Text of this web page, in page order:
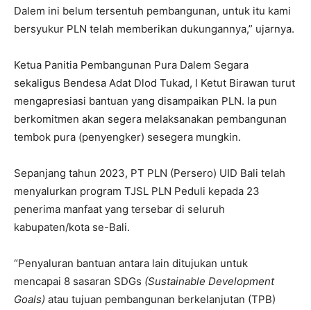
Dalem ini belum tersentuh pembangunan, untuk itu kami
bersyukur PLN telah memberikan dukungannya,” ujarnya.
Ketua Panitia Pembangunan Pura Dalem Segara
sekaligus Bendesa Adat Dlod Tukad, I Ketut Birawan turut
mengapresiasi bantuan yang disampaikan PLN. Ia pun
berkomitmen akan segera melaksanakan pembangunan
tembok pura (penyengker) sesegera mungkin.
Sepanjang tahun 2023, PT PLN (Persero) UID Bali telah
menyalurkan program TJSL PLN Peduli kepada 23
penerima manfaat yang tersebar di seluruh
kabupaten/kota se-Bali.
“Penyaluran bantuan antara lain ditujukan untuk
mencapai 8 sasaran SDGs (Sustainable Development
Goals) atau tujuan pembangunan berkelanjutan (TPB)